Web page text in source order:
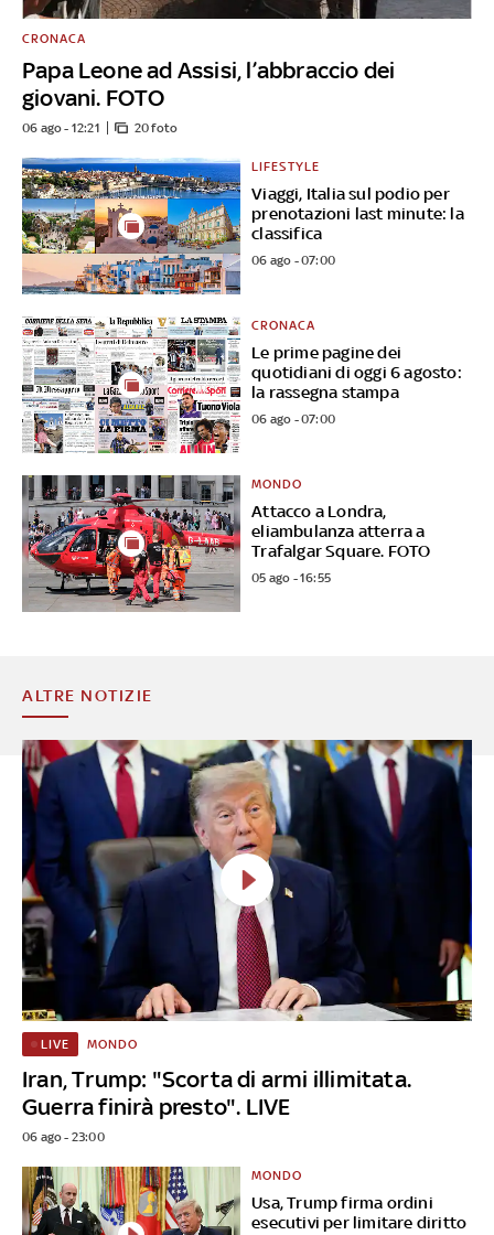
Papa Leone ad Assisi, l’abbraccio dei
giovani. FOTO
CRONACA
06 ago - 12:21 20 foto
Viaggi, Italia sul podio per
prenotazioni last minute: la
classifica
LIFESTYLE
06 ago - 07:00
Le prime pagine dei
quotidiani di oggi 6 agosto:
la rassegna stampa
CRONACA
06 ago - 07:00
Attacco a Londra,
eliambulanza atterra a
Trafalgar Square. FOTO
MONDO
05 ago - 16:55
ALTRE NOTIZIE
Iran, Trump: "Scorta di armi illimitata.
Guerra finirà presto". LIVE
LIVE MONDO
06 ago - 23:00
Usa, Trump firma ordini
esecutivi per limitare diritto
MONDO